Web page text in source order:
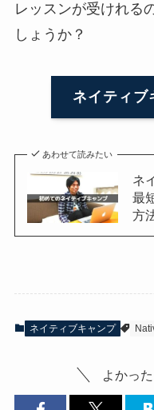
レッスンが受けれる
しょうか？
ネイティブ
あわせて読みたい
ネ
最
方
ネイティブキャンプ
よかっ